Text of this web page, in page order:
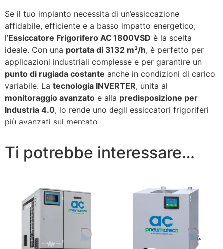
Se il tuo impianto necessita di un’essiccazione
affidabile, efficiente e a basso impatto energetico,
l’Essiccatore Frigorifero AC 1800VSD è la scelta
ideale. Con una portata di 3132 m³/h, è perfetto per
applicazioni industriali complesse e per garantire un
punto di rugiada costante anche in condizioni di carico
variabile. La tecnologia INVERTER, unita al
monitoraggio avanzato e alla predisposizione per
Industria 4.0, lo rende uno degli essiccatori frigoriferi
più avanzati sul mercato.
Ti potrebbe interessare…